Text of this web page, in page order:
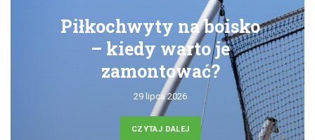
Piłkochwyty na boisko
– kiedy warto je
zamontować?
29 lipca 2026
CZYTAJ DALEJ